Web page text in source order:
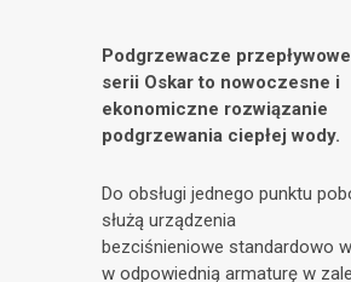
Podgrzewacze przepływowe
serii Oskar to nowoczesne i
ekonomiczne rozwiązanie
podgrzewania ciepłej wody.
Do obsługi jednego punktu
służą urządzenia
bezciśnieniowe standardowo
w odpowiednią armaturę w